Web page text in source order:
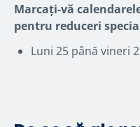
Marcați-vă
pentru reduceri
Luni 25 până vineri